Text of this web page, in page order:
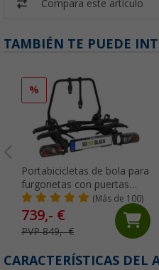
Compara este artículo
TAMBIÉN TE PUEDE
%
Portabicicletas de bola para
furgonetas con puertas
traseras de 2 bicicletas
negro SD260 Eufab
(Más de 100)
739,- €
PVP 849,- €
CARACTERÍSTICAS DEL